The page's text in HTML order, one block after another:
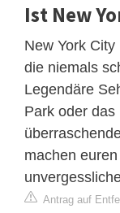
Ist New
New York
die niemals
Legendäre
Park oder das
machen
Antrag auf